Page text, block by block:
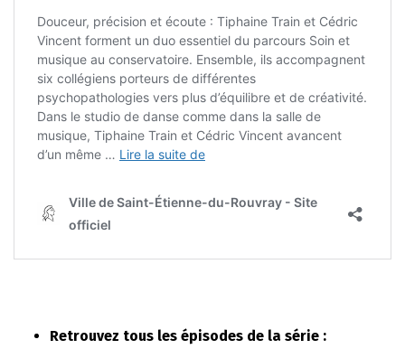
Retrouvez tous les épisodes de la série :